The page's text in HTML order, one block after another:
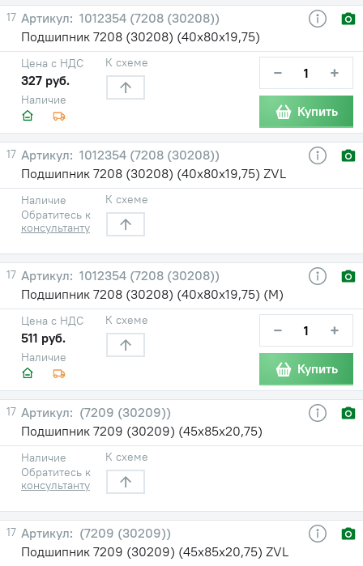
17
1012354 (7208 (30208))
Подшипник 7208 (30208) (40х80х19,75)
Наличие
Цена с НДС
327 руб.
К схеме − +
Купить
17
1012354 (7208 (30208))
Подшипник 7208 (30208) (40х80х19,75) ZVL
Наличие
Обратитесь к
консультанту
К схеме
17
1012354 (7208 (30208))
Подшипник 7208 (30208) (40х80х19,75) (М)
Наличие
Цена с НДС
511 руб.
К схеме − +
Купить
17
(7209 (30209))
Подшипник 7209 (30209) (45х85х20,75)
Наличие
Обратитесь к
консультанту
К схеме
17
(7209 (30209))
Подшипник 7209 (30209) (45х85х20,75) ZVL